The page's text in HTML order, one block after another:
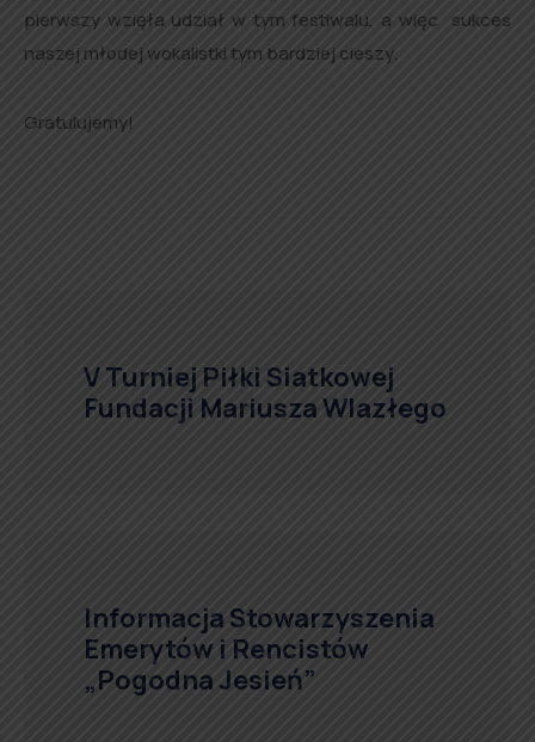
pierwszy wzięła udział w tym festiwalu, a więc sukces
naszej młodej wokalistki tym bardziej cieszy.
Gratulujemy!
V Turniej Piłki Siatkowej
Fundacji Mariusza Wlazłego
Informacja Stowarzyszenia
Emerytów i Rencistów
„Pogodna Jesień”